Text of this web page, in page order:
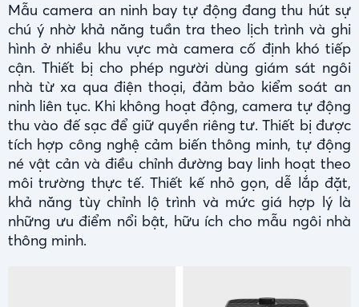
Mẫu camera an ninh bay tự động đang thu hút sự
chú ý nhờ khả năng tuần tra theo lịch trình và ghi
hình ở nhiều khu vực mà camera cố định khó tiếp
cận. Thiết bị cho phép người dùng giám sát ngôi
nhà từ xa qua điện thoại, đảm bảo kiểm soát an
ninh liên tục. Khi không hoạt động, camera tự động
thu vào đế sạc để giữ quyền riêng tư. Thiết bị được
tích hợp công nghệ cảm biến thông minh, tự động
né vật cản và điều chỉnh đường bay linh hoạt theo
môi trường thực tế. Thiết kế nhỏ gọn, dễ lắp đặt,
khả năng tùy chỉnh lộ trình và mức giá hợp lý là
những ưu điểm nổi bật, hữu ích cho mẫu ngôi nhà
thông minh.